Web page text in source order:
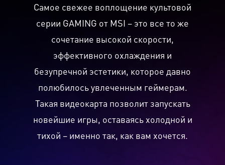
Самое свежее воплощение культовой
серии GAMING от MSI – это все то же
сочетание высокой скорости,
эффективного охлаждения и
безупречной эстетики, которое давно
полюбилось увлеченным геймерам.
Такая видеокарта позволит запускать
новейшие игры, оставаясь холодной и
тихой – именно так, как вам хочется.